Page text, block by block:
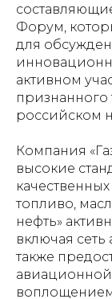
Форум,
для
активном
признанного
российском
Компания
высокие
топливо,
нефть»
включая сеть
также
авиационной